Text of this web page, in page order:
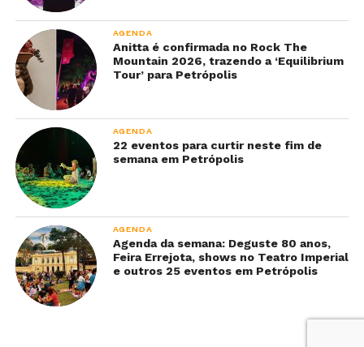
AGENDA
Anitta é confirmada no Rock The
Mountain 2026, trazendo a ‘Equilibrium
Tour’ para Petrópolis
AGENDA
22 eventos para curtir neste fim de
semana em Petrópolis
AGENDA
Agenda da semana: Deguste 80 anos,
Feira Errejota, shows no Teatro Imperial
e outros 25 eventos em Petrópolis